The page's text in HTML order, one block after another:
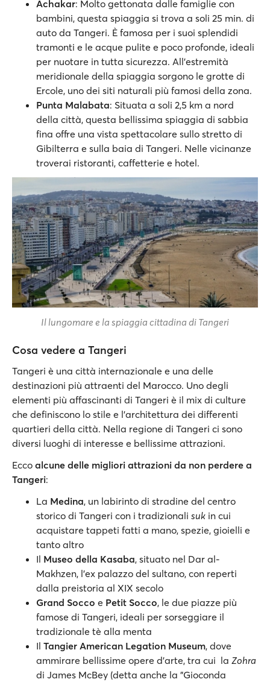
Achakar: Molto gettonata dalle famiglie con
bambini, questa spiaggia si trova a soli 25 min. di
auto da Tangeri. È famosa per i suoi splendidi
tramonti e le acque pulite e poco profonde, ideali
per nuotare in tutta sicurezza. All'estremità
meridionale della spiaggia sorgono le grotte di
Ercole, uno dei siti naturali più famosi della zona.
Punta Malabata: Situata a soli 2,5 km a nord
della città, questa bellissima spiaggia di sabbia
fina offre una vista spettacolare sullo stretto di
Gibilterra e sulla baia di Tangeri. Nelle vicinanze
troverai ristoranti, caffetterie e hotel.
Il lungomare e la spiaggia cittadina di Tangeri
Cosa vedere a Tangeri
Tangeri è una città internazionale e una delle
destinazioni più attraenti del Marocco. Uno degli
elementi più affascinanti di Tangeri è il mix di culture
che definiscono lo stile e l'architettura dei differenti
quartieri della città. Nella regione di Tangeri ci sono
diversi luoghi di interesse e bellissime attrazioni.
Ecco alcune delle migliori attrazioni da non perdere a
Tangeri:
La Medina, un labirinto di stradine del centro
storico di Tangeri con i tradizionali suk in cui
acquistare tappeti fatti a mano, spezie, gioielli e
tanto altro
Il Museo della Kasaba, situato nel Dar al-
Makhzen, l'ex palazzo del sultano, con reperti
dalla preistoria al XIX secolo
Grand Socco e Petit Socco, le due piazze più
famose di Tangeri, ideali per sorseggiare il
tradizionale tè alla menta
Il Tangier American Legation Museum, dove
ammirare bellissime opere d'arte, tra cui la Zohra
di James McBey (detta anche la "Gioconda